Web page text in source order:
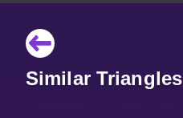
Similar Triangles